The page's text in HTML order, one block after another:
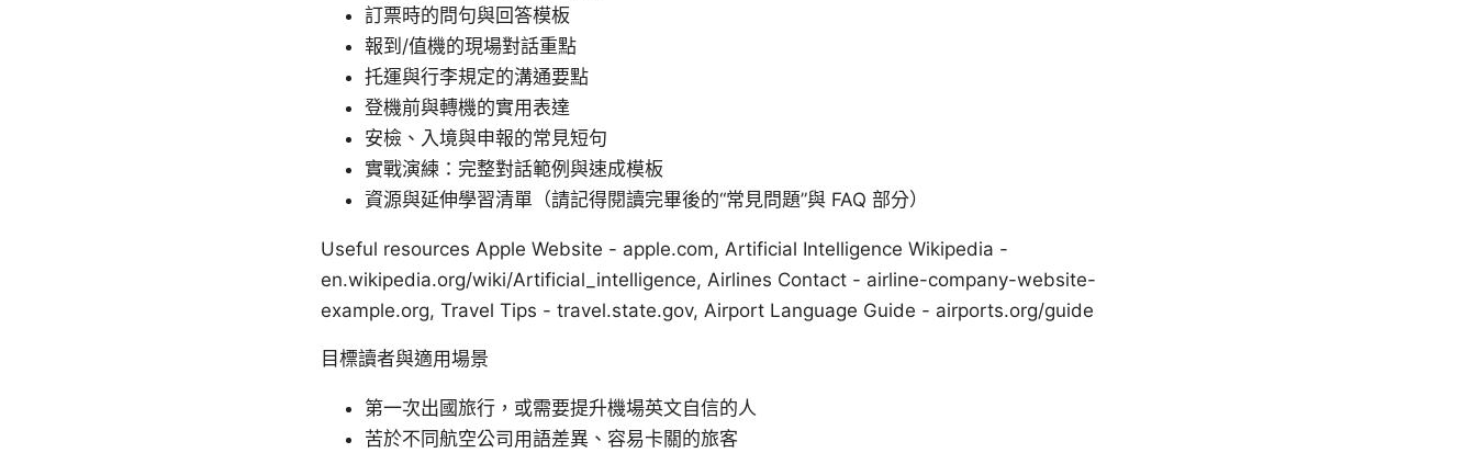
訂票時的問句與回答模板
報到/值機的現場對話重點
托運與行李規定的溝通要點
登機前與轉機的實用表達
安檢、入境與申報的常見短句
實戰演練：完整對話範例與速成模板
資源與延伸學習清單（請記得閱讀完畢後的“常見問題”與 FAQ 部分）
Useful resources Apple Website - apple.com, Artificial Intelligence Wikipedia -
en.wikipedia.org/wiki/Artificial_intelligence, Airlines Contact - airline-company-website-
example.org, Travel Tips - travel.state.gov, Airport Language Guide - airports.org/guide
目標讀者與適用場景
第一次出國旅行，或需要提升機場英文自信的人
苦於不同航空公司用語差異、容易卡關的旅客